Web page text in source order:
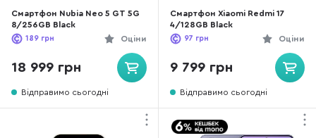
Смартфон Nubia Neo 5 GT 5G
8/256GB Black
Оціни
189 грн
18 999 грн
Відправимо сьогодні
Смартфон Xiaomi Redmi 17
4/128GB Black
Оціни
97 грн
9 799 грн
Відправимо сьогодні